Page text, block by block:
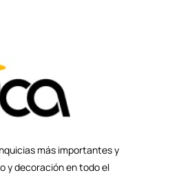
más importantes y
y decoración en todo el